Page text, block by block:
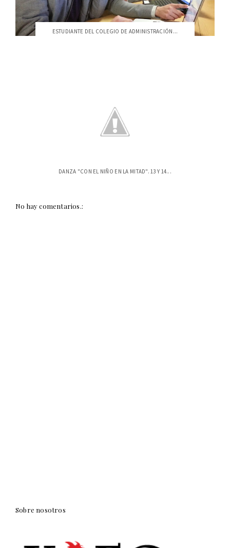
ESTUDIANTE DEL COLEGIO DE ADMINISTRACIÓN...
DANZA "CON EL NIÑO EN LA MITAD". 13 Y 14...
No hay comentarios.:
Sobre nosotros